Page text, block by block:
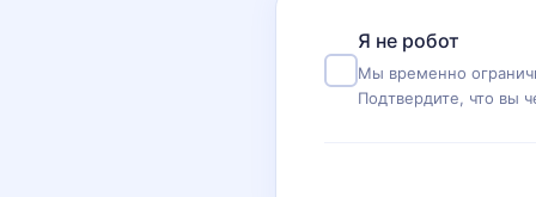
Я не робот
Мы временно
Подтвердите, что вы